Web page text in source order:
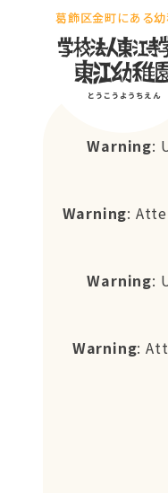
葛飾区金町にある
Warning:
Warning:
Warning:
Warning: